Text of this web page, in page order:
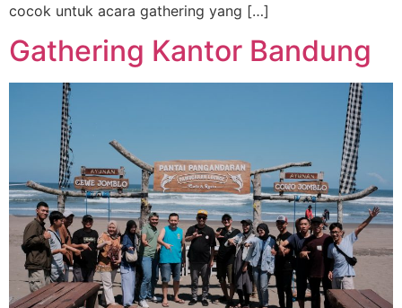
cocok untuk acara gathering yang […]
Gathering Kantor Bandung